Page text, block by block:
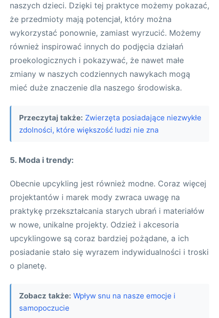
naszych dzieci. Dzięki tej praktyce możemy pokazać,
że przedmioty mają potencjał, który można
wykorzystać ponownie, zamiast wyrzucić. Możemy
również inspirować innych do podjęcia działań
proekologicznych i pokazywać, że nawet małe
zmiany w naszych codziennych nawykach mogą
mieć duże znaczenie dla naszego środowiska.
Przeczytaj także: Zwierzęta posiadające niezwykłe
zdolności, które większość ludzi nie zna
5. Moda i trendy:
Obecnie upcykling jest również modne. Coraz więcej
projektantów i marek mody zwraca uwagę na
praktykę przekształcania starych ubrań i materiałów
w nowe, unikalne projekty. Odzież i akcesoria
upcyklingowe są coraz bardziej pożądane, a ich
posiadanie stało się wyrazem indywidualności i troski
o planetę.
Zobacz także: Wpływ snu na nasze emocje i
samopoczucie